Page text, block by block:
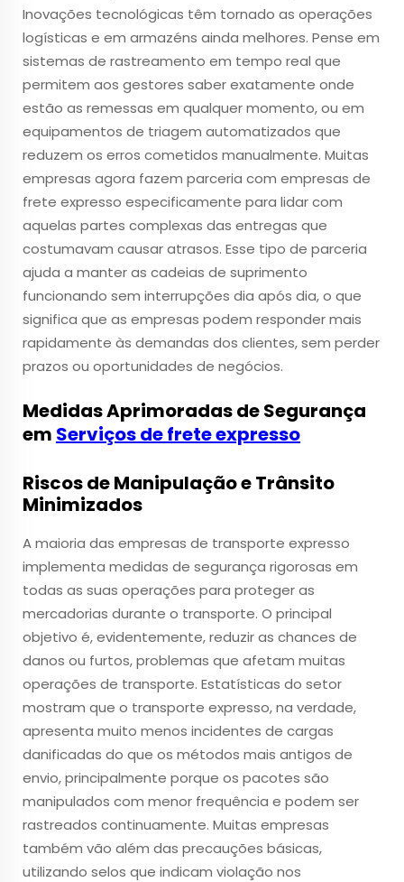
Inovações tecnológicas têm tornado as operações
logísticas e em armazéns ainda melhores. Pense em
sistemas de rastreamento em tempo real que
permitem aos gestores saber exatamente onde
estão as remessas em qualquer momento, ou em
equipamentos de triagem automatizados que
reduzem os erros cometidos manualmente. Muitas
empresas agora fazem parceria com empresas de
frete expresso especificamente para lidar com
aquelas partes complexas das entregas que
costumavam causar atrasos. Esse tipo de parceria
ajuda a manter as cadeias de suprimento
funcionando sem interrupções dia após dia, o que
significa que as empresas podem responder mais
rapidamente às demandas dos clientes, sem perder
prazos ou oportunidades de negócios.
Medidas Aprimoradas de Segurança
em Serviços de frete expresso
Riscos de Manipulação e Trânsito
Minimizados
A maioria das empresas de transporte expresso
implementa medidas de segurança rigorosas em
todas as suas operações para proteger as
mercadorias durante o transporte. O principal
objetivo é, evidentemente, reduzir as chances de
danos ou furtos, problemas que afetam muitas
operações de transporte. Estatísticas do setor
mostram que o transporte expresso, na verdade,
apresenta muito menos incidentes de cargas
danificadas do que os métodos mais antigos de
envio, principalmente porque os pacotes são
manipulados com menor frequência e podem ser
rastreados continuamente. Muitas empresas
também vão além das precauções básicas,
utilizando selos que indicam violação nos